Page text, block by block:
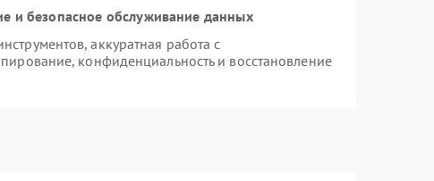
и безопасное обслуживание данных
аккуратная работа с
конфиденциальность и восстановление